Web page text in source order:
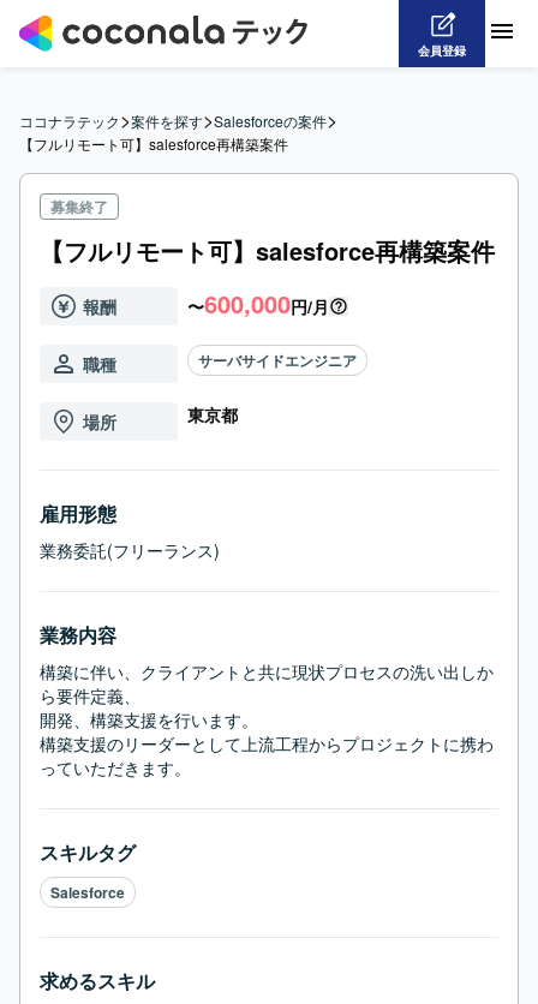
会員登録
ココナラテック>案件を探す>Salesforceの案件>
【フルリモート可】salesforce再構築案件
募集終了
【フルリモート可】salesforce再構築案件
報酬 〜600,000円/月
職種 サーバサイドエンジニア
場所 東京都
雇用形態
業務委託(フリーランス)
業務内容
構築に伴い、クライアントと共に現状プロセスの洗い出しか
ら要件定義、
開発、構築支援を行います。
構築支援のリーダーとして上流工程からプロジェクトに携わ
っていただきます。
スキルタグ
Salesforce
求めるスキル